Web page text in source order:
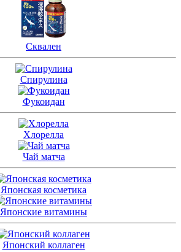
Сквален
Спирулина
Фукоидан
Хлорелла
Чай матча
Японская косметика
Японские витамины
Японский коллаген